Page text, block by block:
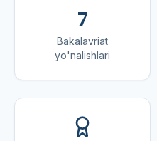
7
Bakalavriat
yo'nalishlari